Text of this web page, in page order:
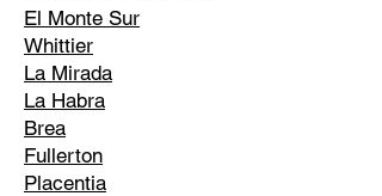
El Monte Sur
Whittier
La Mirada
La Habra
Brea
Fullerton
Placentia